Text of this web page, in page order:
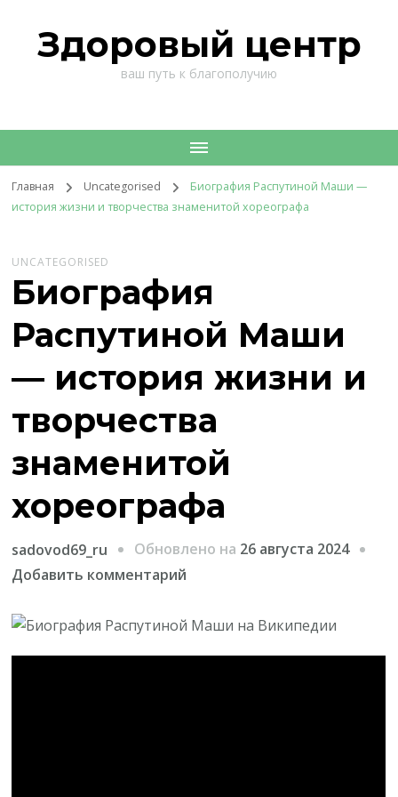
Здоровый центр
ваш путь к благополучию
Главная Uncategorised
Биография Распутиной Маши —
история жизни и творчества знаменитой хореографа
UNCATEGORISED
Биография
Распутиной Маши
— история жизни и
творчества
знаменитой
хореографа
sadovod69_ru Обновлено на 26 августа 2024
Добавить комментарий
Биография